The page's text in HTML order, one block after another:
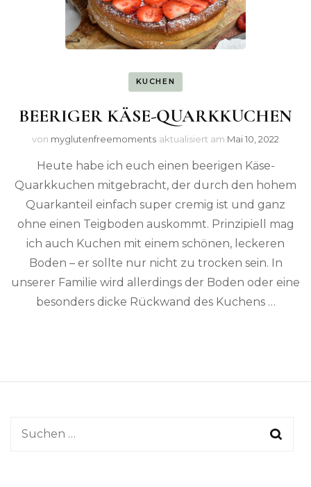
KUCHEN
BEERIGER KÄSE-QUARKKUCHEN
von myglutenfreemoments aktualisiert am Mai 10, 2022
Heute habe ich euch einen beerigen Käse-
Quarkkuchen mitgebracht, der durch den hohem
Quarkanteil einfach super cremig ist und ganz
ohne einen Teigboden auskommt. Prinzipiell mag
ich auch Kuchen mit einem schönen, leckeren
Boden – er sollte nur nicht zu trocken sein. In
unserer Familie wird allerdings der Boden oder eine
besonders dicke Rückwand des Kuchens …
Suchen